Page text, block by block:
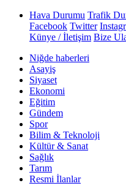
Hava Durumu Trafik
Facebook Twitter
Künye / İletişim Bize
Niğde haberleri
Asayiş
Siyaset
Ekonomi
Eğitim
Gündem
Spor
Bilim & Teknoloji
Kültür & Sanat
Sağlık
Tarım
Resmi İlanlar